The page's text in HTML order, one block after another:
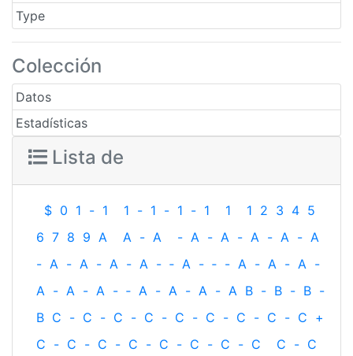
Type
Colección
Datos
Estadísticas
Lista de
$ 0 1 - 1 1 - 1 - 1 - 1 1 1 2 3 4 5
6 7 8 9 A A - A - A - A - A - A - A
- A - A - A - A - ‐ A - ‐ - A - A - A -
A - A - A - ‐ A - A - A - A B - B - B -
B C - C - C - C - C - C - C - C - C +
C - C - C - C - C - C - C - C C - C